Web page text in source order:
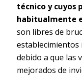
técnico y cuyos
habitualmente
son libres de
establecimientos
debido a que las
mejorados de